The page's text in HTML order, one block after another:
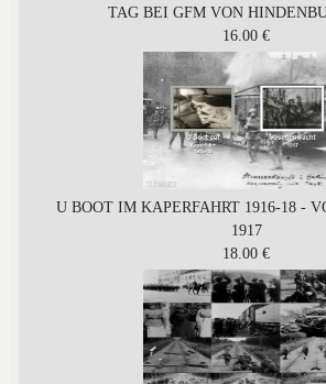
TAG BEI GFM VON
16.00 €
U BOOT IM KAPERFAHRT 1916-18 -
1917
18.00 €